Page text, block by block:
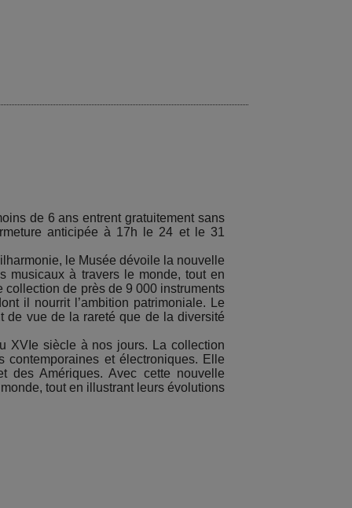
de 6 ans entrent gratuitement sans
anticipée à 17h le 24 et le 31
le Musée dévoile la nouvelle
musicaux à travers le monde, tout en
de près de 9 000 instruments
il nourrit l’ambition patrimoniale. Le
de vue de la rareté que de la diversité
XVIe siècle à nos jours. La collection
contemporaines et électroniques. Elle
des Amériques. Avec cette nouvelle
tout en illustrant leurs évolutions